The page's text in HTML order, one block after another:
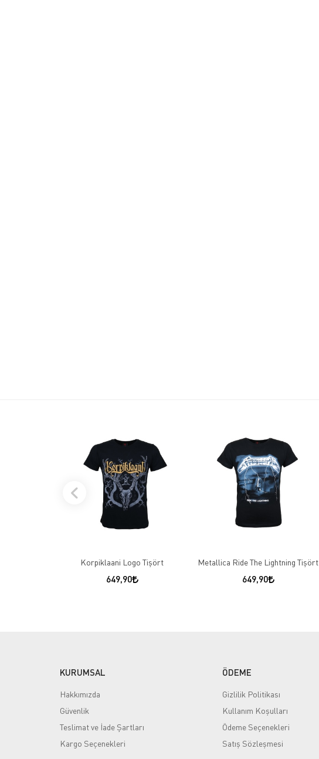
Korpiklaani Logo Tişört
649,90
Metallica Ride The Lightning Tişört
649,90
KURUMSAL
Hakkımızda
Güvenlik
Teslimat ve İade Şartları
Kargo Seçenekleri
ÖDEME
Gizlilik Politikası
Kullanım Koşulları
Ödeme Seçenekleri
Satış Sözleşmesi